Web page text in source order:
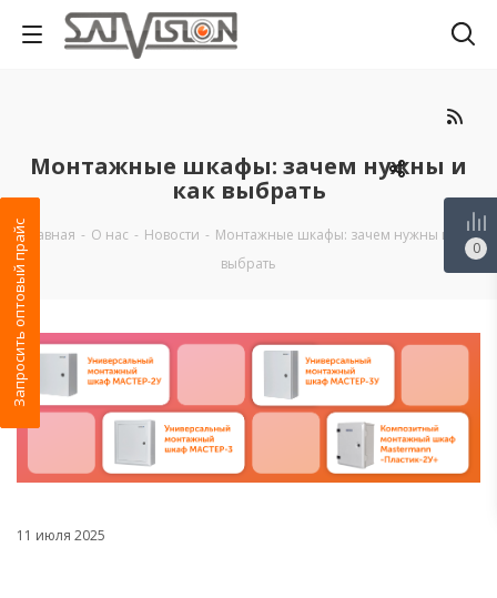
Монтажные шкафы: зачем нужны и
как выбрать
Главная - О нас - Новости - Монтажные шкафы: зачем нужны и как
выбрать
11 июля 2025
Запросить оптовый прайс 0